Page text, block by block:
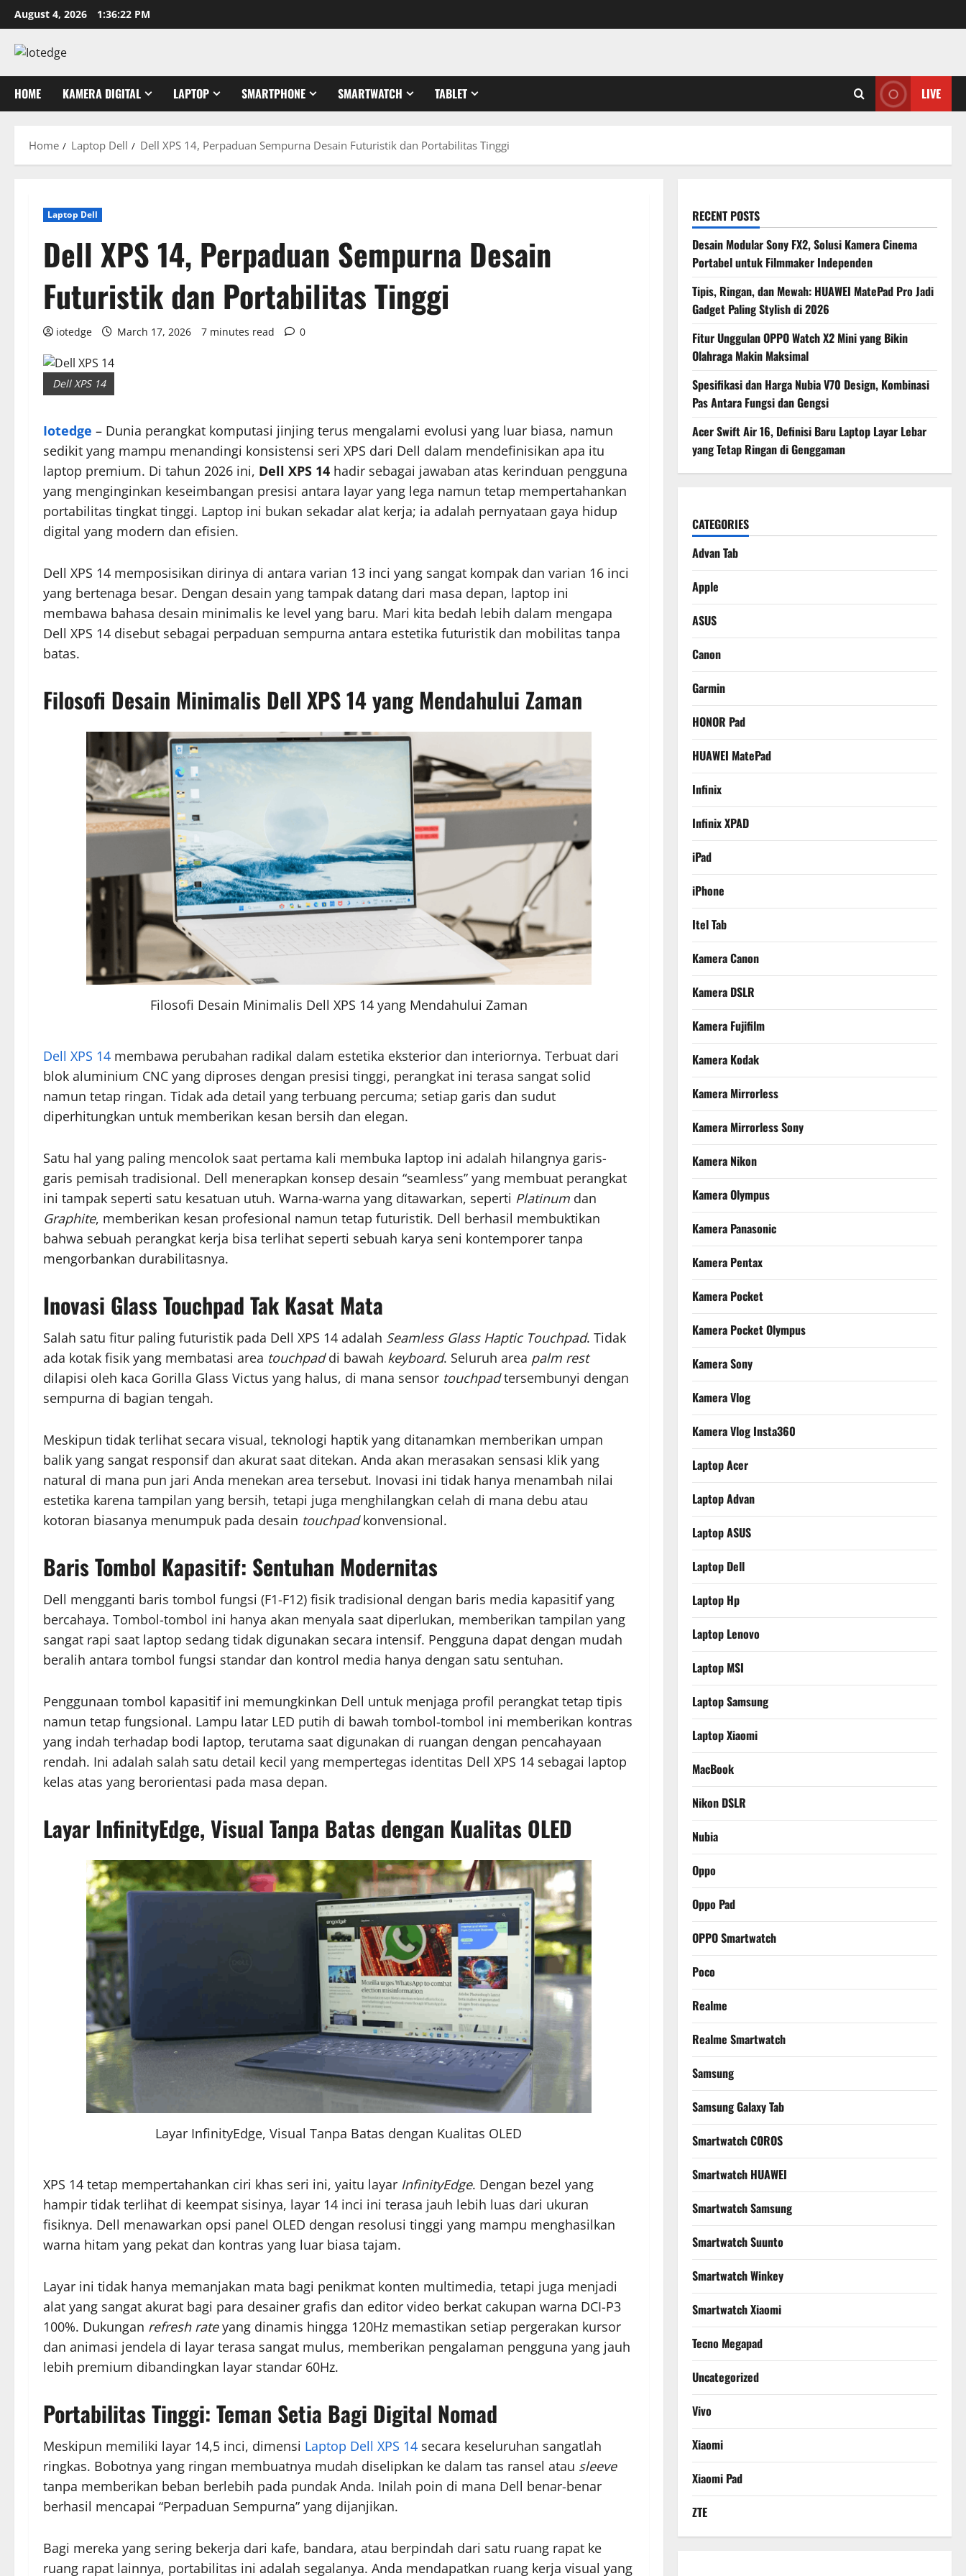
Skip
to
content
August 4, 2026 1:36:23 PM
HOME KAMERA DIGITAL LAPTOP SMARTPHONE SMARTWATCH TABLET LIVE
Home Laptop Dell Dell XPS 14, Perpaduan Sempurna Desain Futuristik dan Portabilitas Tinggi
Laptop Dell
Dell XPS 14, Perpaduan Sempurna Desain
Futuristik dan Portabilitas Tinggi
iotedge March 17, 2026 7 minutes read 0
Dell XPS 14
Iotedge – Dunia perangkat komputasi jinjing terus mengalami evolusi yang luar biasa, namun
sedikit yang mampu menandingi konsistensi seri XPS dari Dell dalam mendefinisikan apa itu
laptop premium. Di tahun 2026 ini, Dell XPS 14 hadir sebagai jawaban atas kerinduan pengguna
yang menginginkan keseimbangan presisi antara layar yang lega namun tetap mempertahankan
portabilitas tingkat tinggi. Laptop ini bukan sekadar alat kerja; ia adalah pernyataan gaya hidup
digital yang modern dan efisien.
Dell XPS 14 memposisikan dirinya di antara varian 13 inci yang sangat kompak dan varian 16 inci
yang bertenaga besar. Dengan desain yang tampak datang dari masa depan, laptop ini
membawa bahasa desain minimalis ke level yang baru. Mari kita bedah lebih dalam mengapa
Dell XPS 14 disebut sebagai perpaduan sempurna antara estetika futuristik dan mobilitas tanpa
batas.
Filosofi Desain Minimalis Dell XPS 14 yang Mendahului Zaman
Filosofi Desain Minimalis Dell XPS 14 yang Mendahului Zaman
Dell XPS 14 membawa perubahan radikal dalam estetika eksterior dan interiornya. Terbuat dari
blok aluminium CNC yang diproses dengan presisi tinggi, perangkat ini terasa sangat solid
namun tetap ringan. Tidak ada detail yang terbuang percuma; setiap garis dan sudut
diperhitungkan untuk memberikan kesan bersih dan elegan.
Satu hal yang paling mencolok saat pertama kali membuka laptop ini adalah hilangnya garis-
garis pemisah tradisional. Dell menerapkan konsep desain “seamless” yang membuat perangkat
ini tampak seperti satu kesatuan utuh. Warna-warna yang ditawarkan, seperti Platinum dan
Graphite, memberikan kesan profesional namun tetap futuristik. Dell berhasil membuktikan
bahwa sebuah perangkat kerja bisa terlihat seperti sebuah karya seni kontemporer tanpa
mengorbankan durabilitasnya.
Inovasi Glass Touchpad Tak Kasat Mata
Salah satu fitur paling futuristik pada Dell XPS 14 adalah Seamless Glass Haptic Touchpad. Tidak
ada kotak fisik yang membatasi area touchpaddi bawah keyboard. Seluruh area palm rest
dilapisi oleh kaca Gorilla Glass Victus yang halus, di mana sensor touchpadtersembunyi dengan
sempurna di bagian tengah.
Meskipun tidak terlihat secara visual, teknologi haptik yang ditanamkan memberikan umpan
balik yang sangat responsif dan akurat saat ditekan. Anda akan merasakan sensasi klik yang
natural di mana pun jari Anda menekan area tersebut. Inovasi ini tidak hanya menambah nilai
estetika karena tampilan yang bersih, tetapi juga menghilangkan celah di mana debu atau
kotoran biasanya menumpuk pada desain touchpadkonvensional.
Baris Tombol Kapasitif: Sentuhan Modernitas
Dell mengganti baris tombol fungsi (F1-F12) fisik tradisional dengan baris media kapasitif yang
bercahaya. Tombol-tombol ini hanya akan menyala saat diperlukan, memberikan tampilan yang
sangat rapi saat laptop sedang tidak digunakan secara intensif. Pengguna dapat dengan mudah
beralih antara tombol fungsi standar dan kontrol media hanya dengan satu sentuhan.
Penggunaan tombol kapasitif ini memungkinkan Dell untuk menjaga profil perangkat tetap tipis
namun tetap fungsional. Lampu latar LED putih di bawah tombol-tombol ini memberikan kontras
yang indah terhadap bodi laptop, terutama saat digunakan di ruangan dengan pencahayaan
rendah. Ini adalah salah satu detail kecil yang mempertegas identitas Dell XPS 14 sebagai laptop
kelas atas yang berorientasi pada masa depan.
Layar InfinityEdge, Visual Tanpa Batas dengan Kualitas OLED
Layar InfinityEdge, Visual Tanpa Batas dengan Kualitas OLED
XPS 14 tetap mempertahankan ciri khas seri ini, yaitu layar InfinityEdge. Dengan bezel yang
hampir tidak terlihat di keempat sisinya, layar 14 inci ini terasa jauh lebih luas dari ukuran
fisiknya. Dell menawarkan opsi panel OLED dengan resolusi tinggi yang mampu menghasilkan
warna hitam yang pekat dan kontras yang luar biasa tajam.
Layar ini tidak hanya memanjakan mata bagi penikmat konten multimedia, tetapi juga menjadi
alat yang sangat akurat bagi para desainer grafis dan editor video berkat cakupan warna DCI-P3
100%. Dukungan refresh rateyang dinamis hingga 120Hz memastikan setiap pergerakan kursor
dan animasi jendela di layar terasa sangat mulus, memberikan pengalaman pengguna yang jauh
lebih premium dibandingkan layar standar 60Hz.
Portabilitas Tinggi: Teman Setia Bagi Digital Nomad
Meskipun memiliki layar 14,5 inci, dimensi Laptop Dell XPS 14 secara keseluruhan sangatlah
ringkas. Bobotnya yang ringan membuatnya mudah diselipkan ke dalam tas ransel atau sleeve
tanpa memberikan beban berlebih pada pundak Anda. Inilah poin di mana Dell benar-benar
berhasil mencapai “Perpaduan Sempurna” yang dijanjikan.
Bagi mereka yang sering bekerja dari kafe, bandara, atau berpindah dari satu ruang rapat ke
ruang rapat lainnya, portabilitas ini adalah segalanya. Anda mendapatkan ruang kerja visual yang
RECENT POSTS
Desain Modular Sony FX2, Solusi Kamera Cinema
Portabel untuk Filmmaker Independen
Tipis, Ringan, dan Mewah: HUAWEI MatePad Pro Jadi
Gadget Paling Stylish di 2026
Fitur Unggulan OPPO Watch X2 Mini yang Bikin
Olahraga Makin Maksimal
Spesifikasi dan Harga Nubia V70 Design, Kombinasi
Pas Antara Fungsi dan Gengsi
Acer Swift Air 16, Definisi Baru Laptop Layar Lebar
yang Tetap Ringan di Genggaman
CATEGORIES
Advan Tab
Apple
ASUS
Canon
Garmin
HONOR Pad
HUAWEI MatePad
Infinix
Infinix XPAD
iPad
iPhone
Itel Tab
Kamera Canon
Kamera DSLR
Kamera Fujifilm
Kamera Kodak
Kamera Mirrorless
Kamera Mirrorless Sony
Kamera Nikon
Kamera Olympus
Kamera Panasonic
Kamera Pentax
Kamera Pocket
Kamera Pocket Olympus
Kamera Sony
Kamera Vlog
Kamera Vlog Insta360
Laptop Acer
Laptop Advan
Laptop ASUS
Laptop Dell
Laptop Hp
Laptop Lenovo
Laptop MSI
Laptop Samsung
Laptop Xiaomi
MacBook
Nikon DSLR
Nubia
Oppo
Oppo Pad
OPPO Smartwatch
Poco
Realme
Realme Smartwatch
Samsung
Samsung Galaxy Tab
Smartwatch COROS
Smartwatch HUAWEI
Smartwatch Samsung
Smartwatch Suunto
Smartwatch Winkey
Smartwatch Xiaomi
Tecno Megapad
Uncategorized
Vivo
Xiaomi
Xiaomi Pad
ZTE